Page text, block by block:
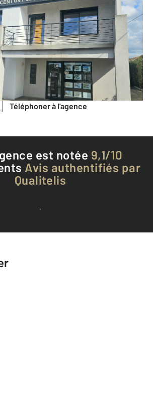
21 Concept Immobilier
Algériens
ALLAUCH - 13190
Envoyer un message
Téléphoner à l'agence
est notée 9,1/10
Avis authentifiés par
Qualitelis
Voir tous les avis clients